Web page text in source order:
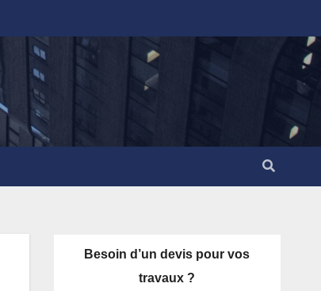
Besoin d’un devis pour vos
travaux ?